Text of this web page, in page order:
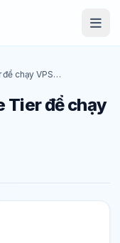
chạy VPS
Tier để chạy